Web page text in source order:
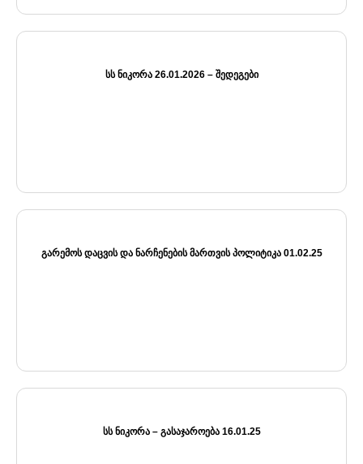
ᲡᲡ ᲜᲘᲙᲝᲠᲐ 26.01.2026 – ᲨᲔᲓᲔᲒᲔᲑᲘ
ᲒᲐᲠᲔᲛᲝᲡ ᲓᲐᲪᲕᲘᲡ ᲓᲐ ᲜᲐᲠᲩᲔᲜᲔᲑᲘᲡ ᲛᲐᲠᲗᲕᲘᲡ ᲞᲝᲚᲘᲢᲘᲙᲐ 01.02.25
ᲡᲡ ᲜᲘᲙᲝᲠᲐ – ᲒᲐᲡᲐᲯᲐᲠᲝᲔᲑᲐ 16.01.25